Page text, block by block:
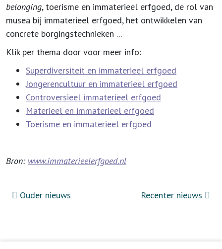
belonging, toerisme en immaterieel erfgoed, de rol van
musea bij immaterieel erfgoed, het ontwikkelen van
concrete borgingstechnieken ...
Klik per thema door voor meer info:
Superdiversiteit en immaterieel erfgoed
Jongerencultuur en immaterieel erfgoed
Controversieel immaterieel erfgoed
Materieel en immaterieel erfgoed
Toerisme en immaterieel erfgoed
Bron: www.immaterieelerfgoed.nl
Ouder nieuws Recenter nieuws